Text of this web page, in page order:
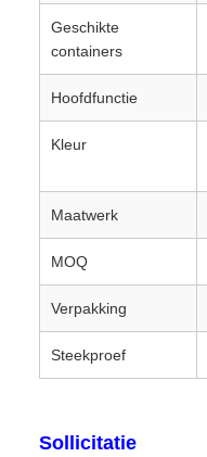
Geschikte
containers
Hoofdfunctie
Kleur
Maatwerk
MOQ
Verpakking
Steekproef
Sollicitatie